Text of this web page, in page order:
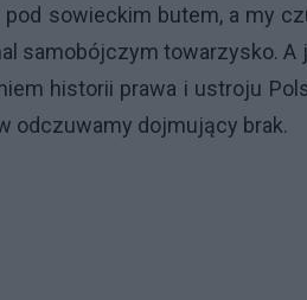
sowieckim butem, a my
samobójczym towarzysko. A
historii prawa i ustroju
odczuwamy dojmujący brak.